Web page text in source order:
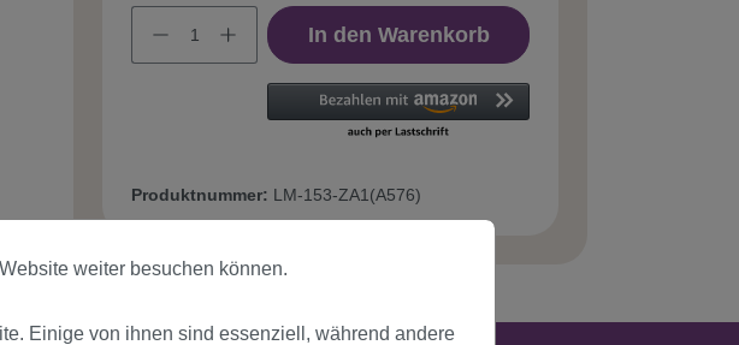
In den Warenkorb
Produktnummer: LM-153-ZA1(A576)
weiter besuchen können.
Einige von ihnen sind essenziell, während andere